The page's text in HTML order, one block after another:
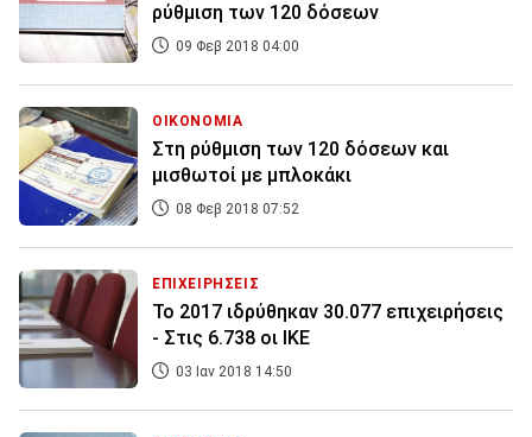
ρύθμιση των 120 δόσεων
09 Φεβ 2018 04:00
ΟΙΚΟΝΟΜΙΑ
Στη ρύθμιση των 120 δόσεων και
μισθωτοί με μπλοκάκι
08 Φεβ 2018 07:52
ΕΠΙΧΕΙΡΗΣΕΙΣ
Το 2017 ιδρύθηκαν 30.077 επιχειρήσεις
- Στις 6.738 οι ΙΚΕ
03 Ιαν 2018 14:50